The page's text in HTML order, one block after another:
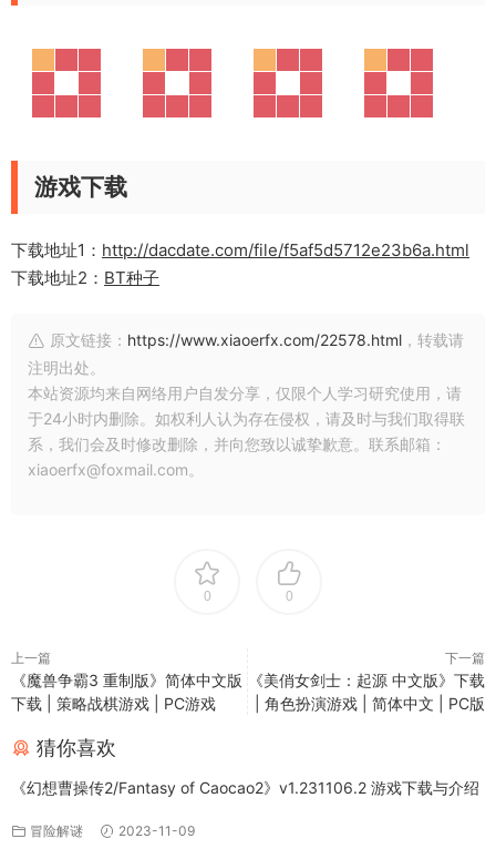
游戏下载
下载地址1： http://dacdate.com/file/f5af5d5712e23b6a.html
下载地址2： BT种子
原文链接： https://www.xiaoerfx.com/22578.html ，转载请
注明出处。
本站资源均来自网络用户自发分享，仅限个人学习研究使用，请
于24小时内删除。如权利人认为存在侵权，请及时与我们取得联
系，我们会及时修改删除，并向您致以诚挚歉意。联系邮箱：
xiaoerfx@foxmail.com。
0 0
上一篇
《魔兽争霸3 重制版》简体中文版
下载 | 策略战棋游戏 | PC游戏
下一篇
《美俏女剑士：起源 中文版》下载
| 角色扮演游戏 | 简体中文 | PC版
猜你喜欢
《幻想曹操传2/Fantasy of Caocao2》v1.231106.2 游戏下载与介绍
冒险解谜 2023-11-09